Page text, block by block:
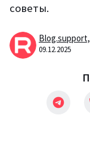
советы.
Blog.support,
09.12.2025